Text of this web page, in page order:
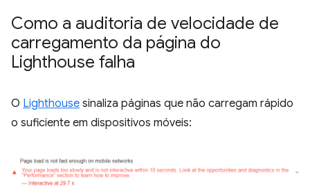
Como a auditoria de velocidade de
carregamento da página do
Lighthouse falha
O Lighthouse sinaliza páginas que não carregam rápido
o suficiente em dispositivos móveis: